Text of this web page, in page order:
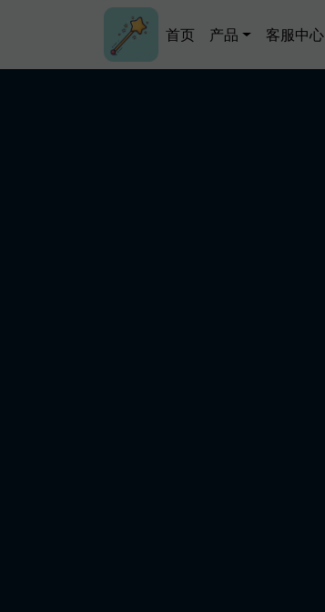
Main navigation
首页 产品 客服中心